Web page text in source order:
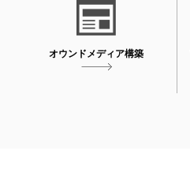
オウンドメディア構築